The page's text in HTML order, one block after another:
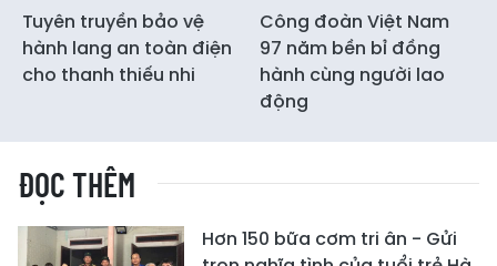
Tuyên truyền bảo vệ
hành lang an toàn điện
cho thanh thiếu nhi
Công đoàn Việt Nam
97 năm bền bỉ đồng
hành cùng người lao
động
ĐỌC THÊM
Hơn 150 bữa cơm tri ân - Gửi